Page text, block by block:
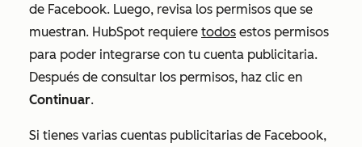
de Facebook. Luego, revisa los permisos que se
muestran. HubSpot requiere todos estos permisos
para poder integrarse con tu cuenta publicitaria.
Después de consultar los permisos, haz clic en
Continuar.
Si tienes varias cuentas publicitarias de Facebook,